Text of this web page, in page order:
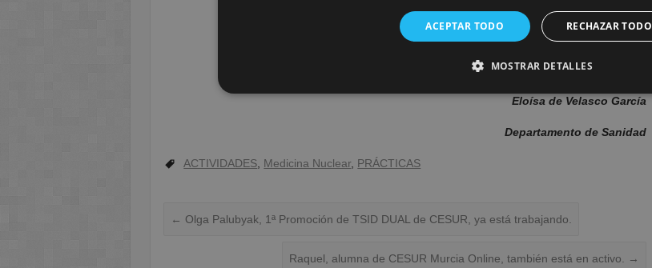
Eloísa de Velasco García
Departamento de Sanidad
ACTIVIDADES Medicina Nuclear, PRÁCTICAS
← Olga Palubyak, 1ª Promoción de TSID DUAL de CESUR, ya está trabajando.
Raquel, alumna de CESUR Murcia Online, también está en activo. →
ACEPTAR TODO RECHAZAR TODO
MOSTRAR DETALLES